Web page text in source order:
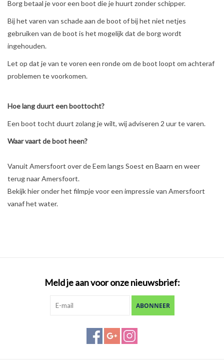
Borg betaal je voor een boot die je huurt zonder schipper.
Bij het varen van schade aan de boot of bij het niet netjes
gebruiken van de boot is het mogelijk dat de borg wordt
ingehouden.
Let op dat je van te voren een ronde om de boot loopt om achteraf
problemen te voorkomen.
Hoe lang duurt een boottocht?
Een boot tocht duurt zolang je wilt, wij adviseren 2 uur te varen.
Waar vaart de boot heen?
Vanuit Amersfoort over de Eem langs Soest en Baarn en weer
terug naar Amersfoort.
Bekijk hier onder het filmpje voor een impressie van Amersfoort
vanaf het water.
Meld je aan voor onze nieuwsbrief:
ABONNEER